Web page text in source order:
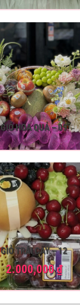
GIỎ HOA QUẢ – 09
GIỎ TRÁI CÂY – 12
2.000,000₫